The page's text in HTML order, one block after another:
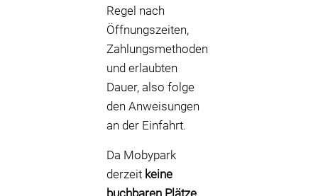
Regel nach
Öffnungszeiten,
Zahlungsmethoden
und erlaubten
Dauer, also folge
den Anweisungen
an der Einfahrt.
Da Mobypark
derzeit keine